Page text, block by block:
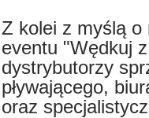
Z kolei z myślą o
eventu "Wędkuj
dystrybutorzy
pływającego,
oraz